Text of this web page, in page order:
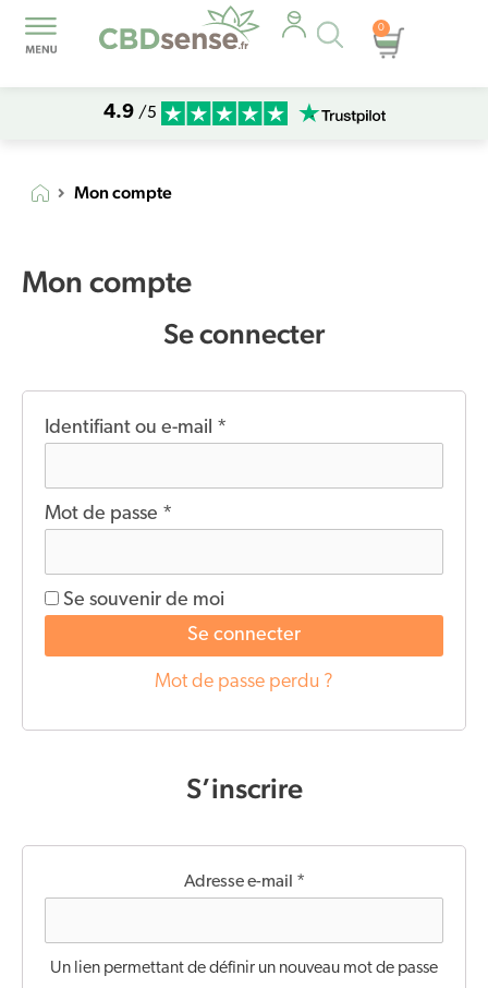
Recherche
de
produits
0
Panier
4.9 /5
Mon compte
Mon compte
Se connecter
Identifiant ou e-mail *
Mot de passe *
Se souvenir de moi
Se connecter
Mot de passe perdu ?
S’inscrire
Adresse e-mail *
Un lien permettant de définir un nouveau mot de passe